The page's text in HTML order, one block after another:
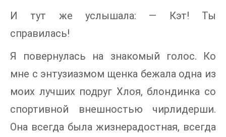
И тут же услышала: — Кэт! Ты
справилась!
Я повернулась на знакомый голос. Ко
мне с энтузиазмом щенка бежала одна из
моих лучших подруг Хлоя, блондинка со
спортивной внешностью чирлидерши.
Она всегда была жизнерадостная, всегда